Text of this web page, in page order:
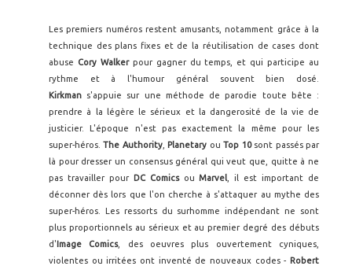
Les premiers numéros restent amusants, notamment grâce à la
technique des plans fixes et de la réutilisation de cases dont
abuse Cory Walkerpour gagner du temps, et qui participe au
rythme et à l'humour général souvent bien dosé.
Kirkman s'appuie sur une méthode de parodie toute bête :
prendre à la légère le sérieux et la dangerosité de la vie de
justicier. L'époque n'est pas exactement la même pour les
super-héros.The Authority, Planetary ouTop 10sont passés par
là pour dresser un consensus général qui veut que, quitte à ne
pas travailler pour DC ComicsouMarvel , il est important de
déconner dès lors que l'on cherche à s'attaquer au mythe des
super-héros. Les ressorts du surhomme indépendant ne sont
plus proportionnels au sérieux et au premier degré des débuts
d'Image Comics, des oeuvres plus ouvertement cyniques,
violentes ou irritées ont inventé de nouveaux codes - Robert